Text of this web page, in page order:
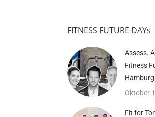
FITNESS FUTURE DAYs
Assess.
Fitness
Hamburg
Oktober
Fit for